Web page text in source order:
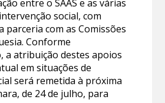
entre o SAAS e as várias
social, com
parceria com as Comissões
Conforme
a atribuição destes apoios
em situações de
será remetida à próxima
de 24 de julho, para